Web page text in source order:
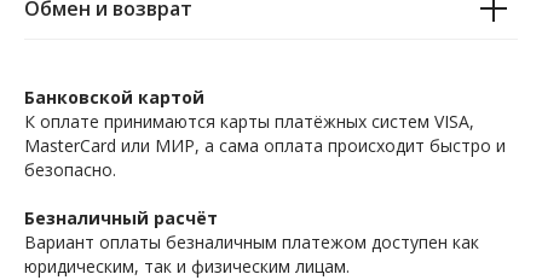
Обмен и возврат
Банковской картой
К оплате принимаются карты платёжных систем VISA,
MasterCard или МИР, а сама оплата происходит быстро и
безопасно.
Безналичный расчёт
Вариант оплаты безналичным платежом доступен как
юридическим, так и физическим лицам.